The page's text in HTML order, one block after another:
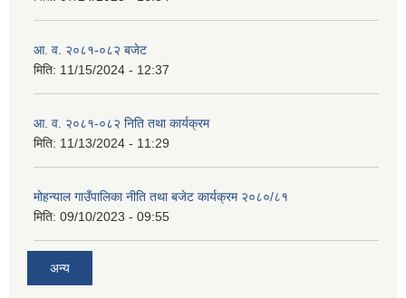
आ. व. २०८१-०८२ बजेट
मिति: 11/15/2024 - 12:37
आ. व. २०८१-०८२ निति तथा कार्यक्रम
मिति: 11/13/2024 - 11:29
मोहन्याल गाउँपालिका नीति तथा बजेट कार्यक्रम २०८०/८१
मिति: 09/10/2023 - 09:55
अन्य